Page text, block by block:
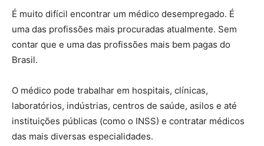
É muito difícil encontrar um médico desempregado. É
uma das profissões mais procuradas atualmente. Sem
contar que e uma das profissões mais bem pagas do
Brasil.
O médico pode trabalhar em hospitais, clínicas,
laboratórios, indústrias, centros de saúde, asilos e até
instituições públicas (como o INSS) e contratar médicos
das mais diversas especialidades.